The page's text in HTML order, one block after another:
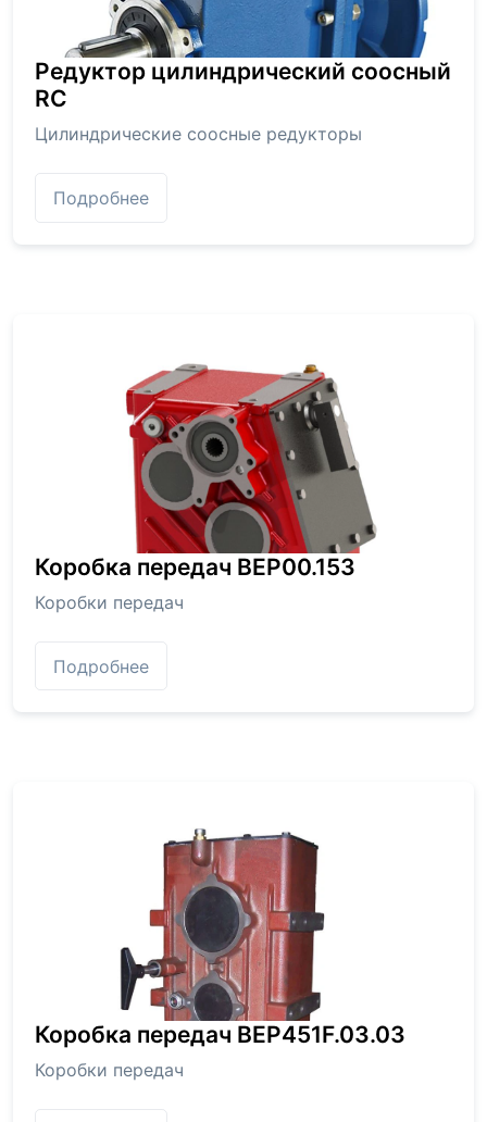
Редуктор цилиндрический соосный
RC
Цилиндрические соосные редукторы
Подробнее
Коробка передач BEP00.153
Коробки передач
Подробнее
Коробка передач BEP451F.03.03
Коробки передач